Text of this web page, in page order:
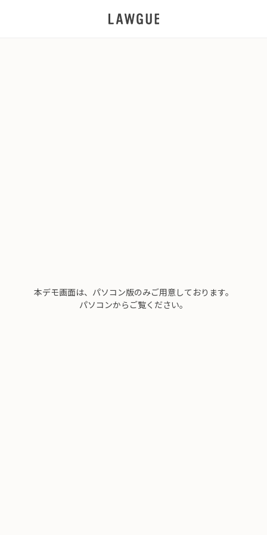
本デモ画面は、パソコン版のみご用意しております。
パソコンからご覧ください。